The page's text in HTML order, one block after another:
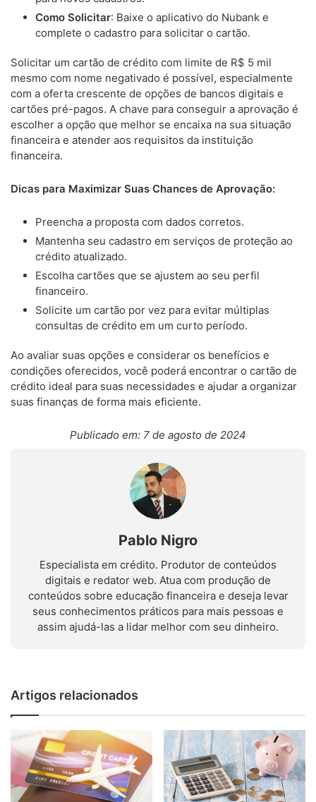
Como Solicitar: Baixe o aplicativo do Nubank e
complete o cadastro para solicitar o cartão.
Solicitar um cartão de crédito com limite de R$ 5 mil
mesmo com nome negativado é possível, especialmente
com a oferta crescente de opções de bancos digitais e
cartões pré-pagos. A chave para conseguir a aprovação é
escolher a opção que melhor se encaixa na sua situação
financeira e atender aos requisitos da instituição
financeira.
Dicas para Maximizar Suas Chances de Aprovação:
Preencha a proposta com dados corretos.
Mantenha seu cadastro em serviços de proteção ao
crédito atualizado.
Escolha cartões que se ajustem ao seu perfil
financeiro.
Solicite um cartão por vez para evitar múltiplas
consultas de crédito em um curto período.
Ao avaliar suas opções e considerar os benefícios e
condições oferecidos, você poderá encontrar o cartão de
crédito ideal para suas necessidades e ajudar a organizar
suas finanças de forma mais eficiente.
Publicado em: 7 de agosto de 2024
Pablo Nigro
Especialista em crédito. Produtor de conteúdos
digitais e redator web. Atua com produção de
conteúdos sobre educação financeira e deseja levar
seus conhecimentos práticos para mais pessoas e
assim ajudá-las a lidar melhor com seu dinheiro.
Artigos relacionados